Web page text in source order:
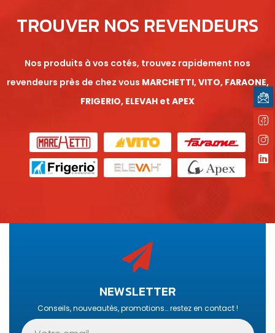
TROUVER NOS REVENDEURS
Nos produits à vos cotés, trouvez rapidement nos
revendeurs près de chez vous MARCHETTI, VITO, FARAONE,
FRIGERIO, ELEVAH et APEX
NEWSLETTER
Conseils, nouveautés, promotions… restez en contact !